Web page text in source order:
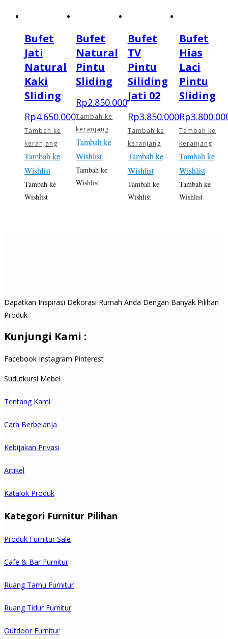
Bufet
Jati
Natural
Kaki
Sliding
Rp4.650.000
Tambah ke
keranjang
Tambah ke
Wishlist
Tambah ke
Wishlist
Bufet
Natural
Pintu
Sliding
Rp2.850.000
Tambah ke
keranjang
Tambah ke
Wishlist
Tambah ke
Wishlist
Bufet
TV
Pintu
Siliding
Jati 02
Rp3.850.000
Tambah ke
keranjang
Tambah ke
Wishlist
Tambah ke
Wishlist
Bufet
Hias
Laci
Pintu
Sliding
Rp
Tambah ke
keranjang
Tambah ke
Wishlist
Tambah ke
Wishlist
Dapatkan Inspirasi Dekorasi Rumah Anda Dengan Banyak Pilihan
Produk
Kunjungi Kami :
Facebook Instagram Pinterest
Sudutkursi Mebel
Tentang Kami
Cara Berbelanja
Kebijakan Privasi
Artikel
Katalok Produk
Kategori Furnitur Pilihan
Produk Furnitur Sale
Cafe & Bar Furnitur
Ruang Tamu Furnitur
Ruang Tidur Furnitur
Outdoor Furnitur